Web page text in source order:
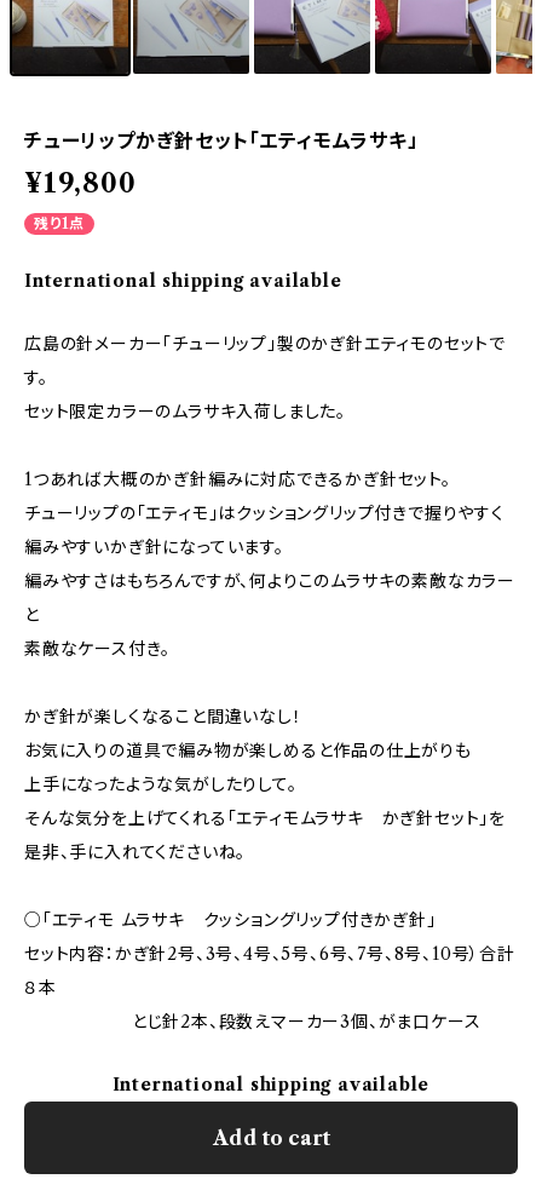
チューリップかぎ針セット「エティモムラサキ」
¥19,800
残り1点
International shipping available
広島の針メーカー「チューリップ」製のかぎ針エティモのセットで
す。
セット限定カラーのムラサキ入荷しました。
1つあれば大概のかぎ針編みに対応できるかぎ針セット。
チューリップの「エティモ」はクッショングリップ付きで握りやすく
編みやすいかぎ針になっています。
編みやすさはもちろんですが、何よりこのムラサキの素敵なカラー
と
素敵なケース付き。
かぎ針が楽しくなること間違いなし！
お気に入りの道具で編み物が楽しめると作品の仕上がりも
上手になったような気がしたりして。
そんな気分を上げてくれる「エティモムラサキ かぎ針セット」を
是非、手に入れてくださいね。
○「エティモ ムラサキ クッショングリップ付きかぎ針」
セット内容：かぎ針2号、3号、4号、5号、6号、7号、8号、10号）合計
８本
とじ針2本、段数えマーカー3個、がま口ケース
International shipping available
Add to cart